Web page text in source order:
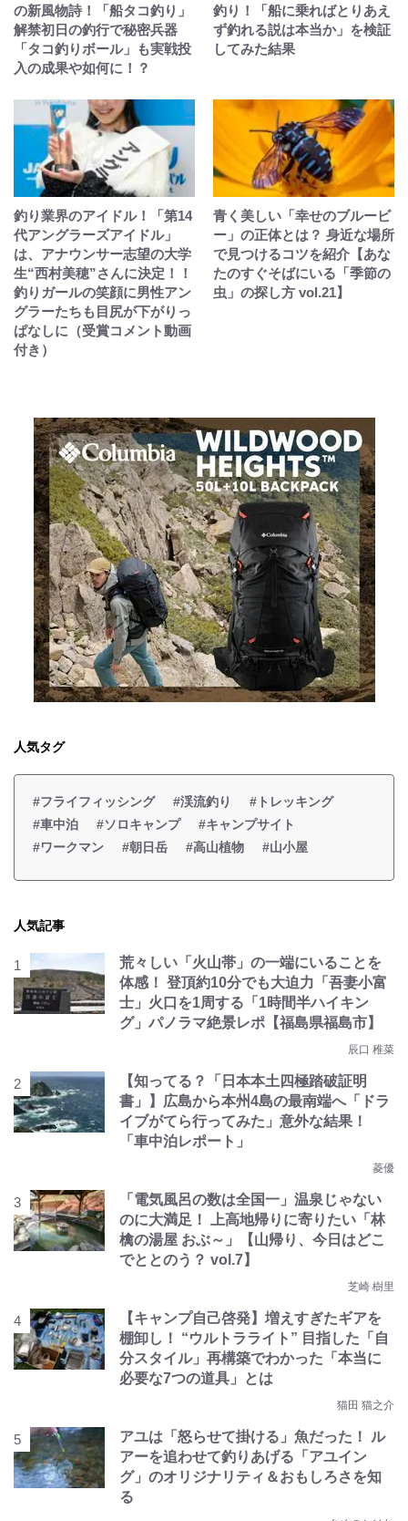
の新風物詩！「船タコ釣り」
解禁初日の釣行で秘密兵器
「タコ釣りボール」も実戦投
入の成果や如何に！？
釣り！「船に乗ればとりあえ
ず釣れる説は本当か」を検証
してみた結果
釣り業界のアイドル！「第14
代アングラーズアイドル」
は、アナウンサー志望の大学
生“西村美穂”さんに決定！！
釣りガールの笑顔に男性アン
グラーたちも目尻が下がりっ
ぱなしに（受賞コメント動画
付き）
青く美しい「幸せのブルービ
ー」の正体とは？ 身近な場所
で見つけるコツを紹介【あな
たのすぐそばにいる「季節の
虫」の探し方 vol.21】
人気タグ
#フライフィッシング #渓流釣り
#トレッキング
#車中泊
#ソロキャンプ
#キャンプサイト
#ワークマン
#朝日岳 #高山植物 #山小屋
人気記事
荒々しい「火山帯」の一端にいることを
体感！ 登頂約10分でも大迫力「吾妻小富
士」火口を1周する「1時間半ハイキン
グ」パノラマ絶景レポ【福島県福島市】
辰口 稚菜
【知ってる？「日本本土四極踏破証明
書」】広島から本州4島の最南端へ「ドラ
イブがてら行ってみた」意外な結果！
「車中泊レポート」
菱優
「電気風呂の数は全国一」温泉じゃない
のに大満足！ 上高地帰りに寄りたい「林
檎の湯屋 おぶ～」【山帰り、今日はどこ
でととのう？ vol.7】
芝崎 樹里
【キャンプ自己啓発】増えすぎたギアを
棚卸し！ “ウルトラライト” 目指した「自
分スタイル」再構築でわかった「本当に
必要な7つの道具」とは
猫田 猫之介
アユは「怒らせて掛ける」魚だった！ ル
アーを追わせて釣りあげる「アユイン
グ」のオリジナリティ＆おもしろさを知
る